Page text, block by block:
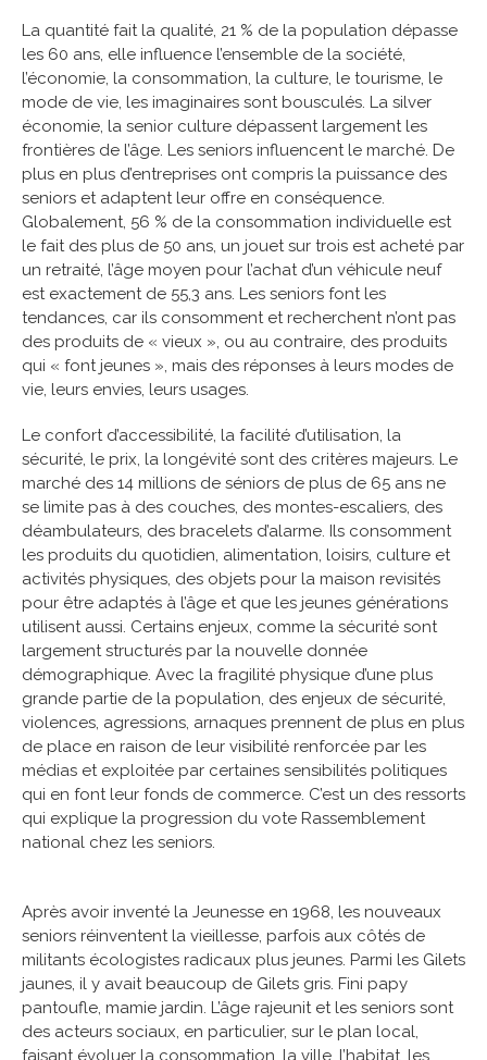
La quantité fait la qualité, 21 % de la population dépasse
les 60 ans, elle influence l’ensemble de la société,
l’économie, la consommation, la culture, le tourisme, le
mode de vie, les imaginaires sont bousculés. La silver
économie, la senior culture dépassent largement les
frontières de l’âge. Les seniors influencent le marché. De
plus en plus d’entreprises ont compris la puissance des
seniors et adaptent leur offre en conséquence.
Globalement, 56 % de la consommation individuelle est
le fait des plus de 50 ans, un jouet sur trois est acheté par
un retraité, l’âge moyen pour l’achat d’un véhicule neuf
est exactement de 55,3 ans. Les seniors font les
tendances, car ils consomment et recherchent n’ont pas
des produits de « vieux », ou au contraire, des produits
qui « font jeunes », mais des réponses à leurs modes de
vie, leurs envies, leurs usages.
Le confort d’accessibilité, la facilité d’utilisation, la
sécurité, le prix, la longévité sont des critères majeurs. Le
marché des 14 millions de séniors de plus de 65 ans ne
se limite pas à des couches, des montes-escaliers, des
déambulateurs, des bracelets d’alarme. Ils consomment
les produits du quotidien, alimentation, loisirs, culture et
activités physiques, des objets pour la maison revisités
pour être adaptés à l’âge et que les jeunes générations
utilisent aussi. Certains enjeux, comme la sécurité sont
largement structurés par la nouvelle donnée
démographique. Avec la fragilité physique d’une plus
grande partie de la population, des enjeux de sécurité,
violences, agressions, arnaques prennent de plus en plus
de place en raison de leur visibilité renforcée par les
médias et exploitée par certaines sensibilités politiques
qui en font leur fonds de commerce. C’est un des ressorts
qui explique la progression du vote Rassemblement
national chez les seniors.
Après avoir inventé la Jeunesse en 1968, les nouveaux
seniors réinventent la vieillesse, parfois aux côtés de
militants écologistes radicaux plus jeunes. Parmi les Gilets
jaunes, il y avait beaucoup de Gilets gris. Fini papy
pantoufle, mamie jardin. L’âge rajeunit et les seniors sont
des acteurs sociaux, en particulier, sur le plan local,
faisant évoluer la consommation, la ville, l’habitat, les